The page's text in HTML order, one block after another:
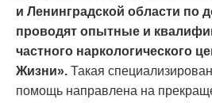
и Ленинградской области по
проводят опытные и
частного наркологического
Жизни». Такая
помощь направлена на